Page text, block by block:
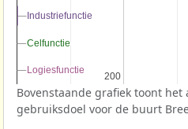
200
200
Industriefunctie
Industriefunctie
Celfunctie
Celfunctie
Logiesfunctie
Logiesfunctie
Bovenstaande grafiek toont
gebruiksdoel voor de buurt